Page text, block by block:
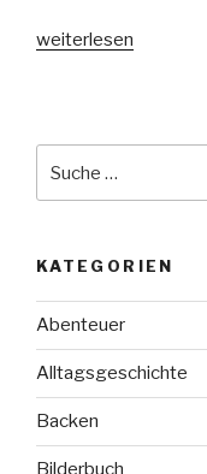
„Salman
Stunde“
weiterlesen
nach:
KATEGORIEN
Abenteuer
Alltagsgeschichte
Backen
Bilderbuch